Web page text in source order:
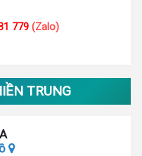
779 (Zalo)
TRUNG